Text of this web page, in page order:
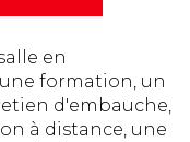
en
formation, un
d'embauche,
à distance, une